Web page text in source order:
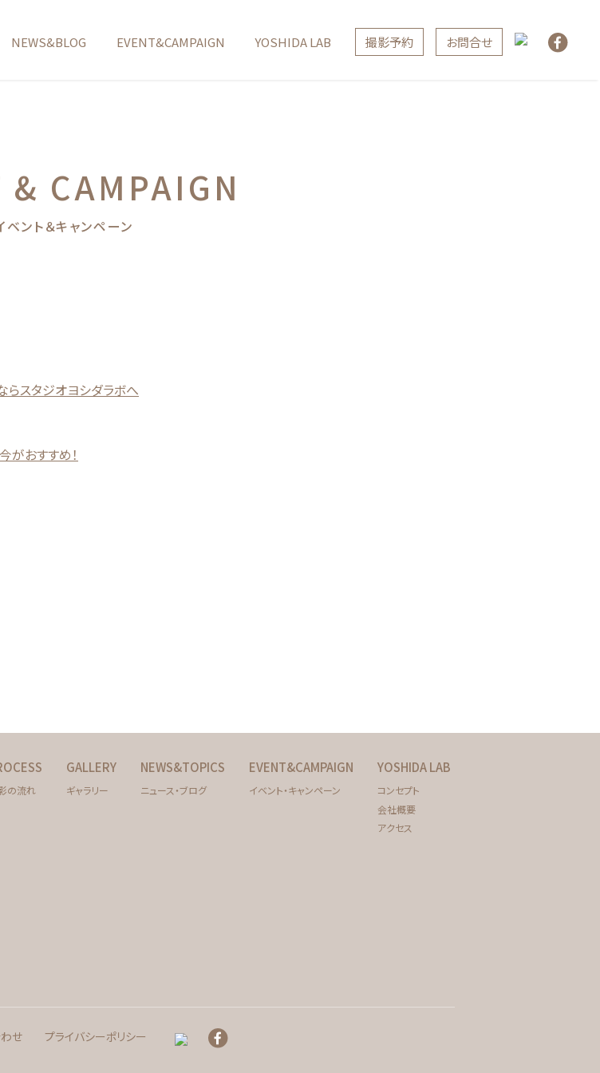
NEWS&BLOG EVENT&CAMPAIGN YOSHIDA LAB 撮影予約 お問合せ
& CAMPAIGN
ベント＆キャンペーン
らスタジオヨシダラボへ
がおすすめ！
の流れ
GALLERY
ギャラリー
NEWS&TOPICS
ニュース・ブログ
EVENT&CAMPAIGN
イベント・キャンペーン
YOSHIDA LAB
コンセプト
会社概要
アクセス
せ プライバシーポリシー